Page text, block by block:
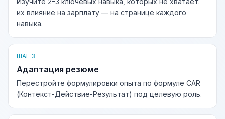
их влияние на зарплату — на странице каждого
навыка.
ШАГ 3
Адаптация резюме
Перестройте формулировки опыта по формуле CAR
(Контекст-Действие-Результат) под целевую роль.